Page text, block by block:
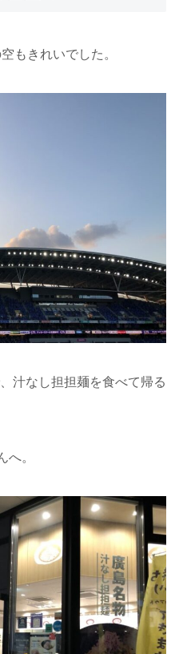
もきれいでした。
汁なし担担麺を食べて帰る
へ。